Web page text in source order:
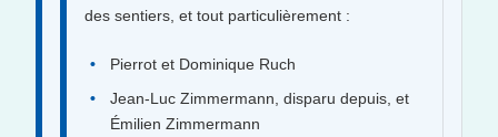
des sentiers, et tout particulièrement :
Pierrot et Dominique Ruch
Jean-Luc Zimmermann, disparu depuis, et
Émilien Zimmermann